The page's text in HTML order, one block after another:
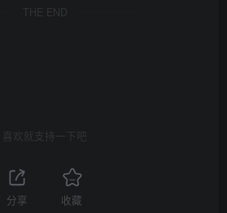
THE END
喜欢就支持一下吧
分享 收藏